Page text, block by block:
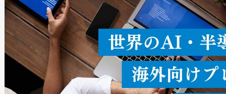
うにします。遠距離まで届く
密度なスキャ […]